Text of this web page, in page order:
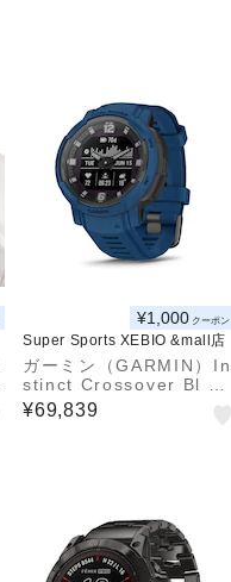
¥1,000 クーポン
Super Sports XEBIO &mall店
ガーミン（GARMIN）In
stinct Crossover Bl 01
0-02730-42
¥69,839